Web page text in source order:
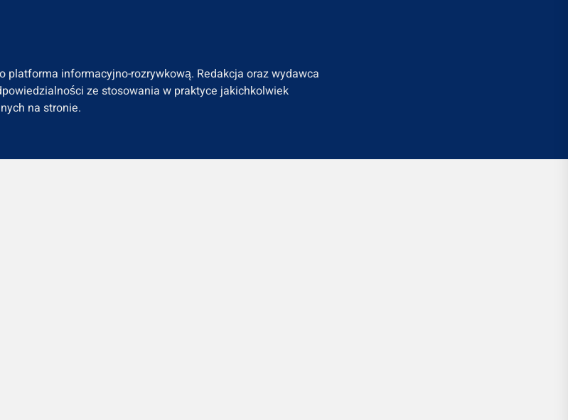
platforma informacyjno-rozrywkową. Redakcja oraz wydawca
ze stosowania w praktyce jakichkolwiek
na stronie.